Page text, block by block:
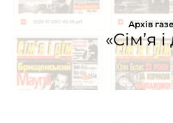
Архів
«Сім’я